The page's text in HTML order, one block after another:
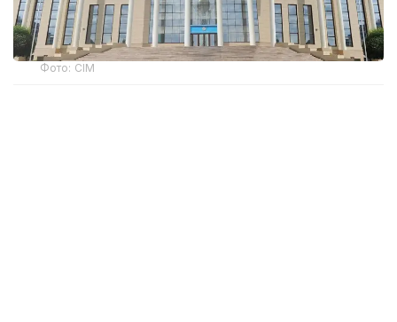
Фото: СІМ